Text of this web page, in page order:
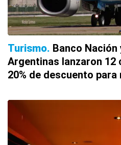
Turismo Banco Nación
Argentinas lanzaron
20% de descuento